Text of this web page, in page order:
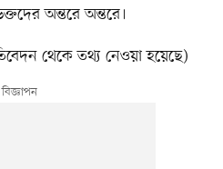
অন্তরে অন্তরে।
থেকে তথ্য নেওয়া হয়েছে)